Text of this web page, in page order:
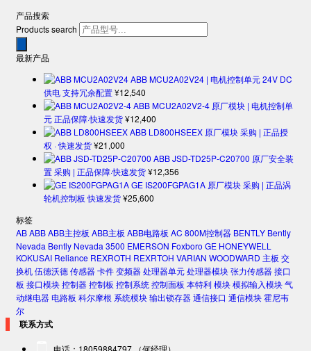
产品搜索
Products search
最新产品
ABB MCU2A02V24 | 电机控制单元 24V DC
供电 支持冗余配置¥12,540
ABB MCU2A02V2-4 原厂模块 | 电机控制单
元 正品保障·快速发货¥12,400
ABB LD800HSEEX 原厂模块 采购 | 正品授
权 · 快速发货¥21,000
ABB JSD-TD25P-C20700 原厂安全装
置 采购 | 正品保障·快速发货¥12,356
GE IS200FGPAG1A 原厂模块 采购 | 正品涡
轮机控制板 快速发货¥25,600
标签
ABABBABB主控板 ABB主板 ABB电路板 AC 800M控制器 BENTLY Bently
Nevada Bently Nevada 3500 EMERSON Foxboro GE HONEYWELL
KOKUSAI Reliance REXROTH REXRTOH VARIAN WOODWARD 主板 交
换机伍德沃德传感器卡件变频器处理器单元处理器模块张力传感器接口
板 接口模块控制器控制板 控制系统控制面板 本特利模块模拟输入模块气
动继电器电路板 科尔摩根 系统模块输出锁存器通信接口 通信模块霍尼韦
尔
联系方式
电话：18059884797 （何经理）